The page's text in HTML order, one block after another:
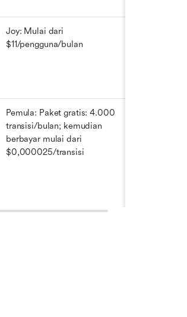
Joy: Mulai dari
$11/pengguna/bulan
Pemula: Paket gratis: 4.000
transisi/bulan; kemudian
berbayar mulai dari
$0,000025/transisi